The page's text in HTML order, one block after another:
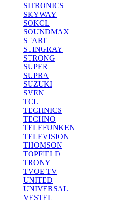
SITRONICS
SKYWAY
SOKOL
SOUNDMAX
START
STINGRAY
STRONG
SUPER
SUPRA
SUZUKI
SVEN
TCL
TECHNICS
TECHNO
TELEFUNKEN
TELEVISION
THOMSON
TOPFIELD
TRONY
TVOE TV
UNITED
UNIVERSAL
VESTEL